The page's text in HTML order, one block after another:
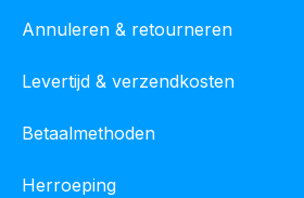
Annuleren & retourneren
Levertijd & verzendkosten
Betaalmethoden
Herroeping